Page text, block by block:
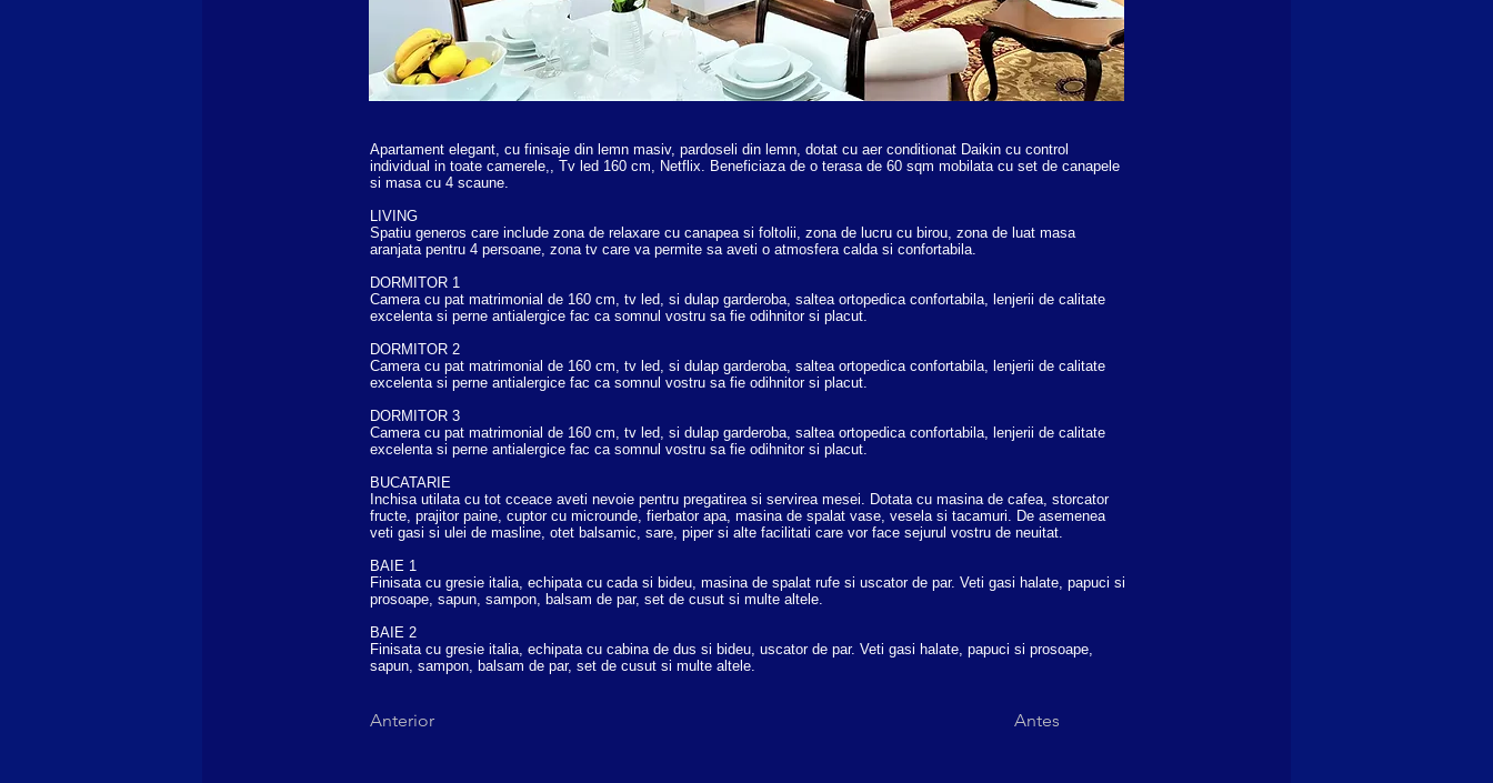
Apartament elegant, cu finisaje din lemn masiv, pardoseli din lemn, dotat cu aer conditionat Daikin cu control
individual in toate camerele,, Tv led 160 cm, Netflix. Beneficiaza de o terasa de 60 sqm mobilata cu set de canapele
si masa cu 4 scaune.
LIVING
Spatiu generos care include zona de relaxare cu canapea si foltolii, zona de lucru cu birou, zona de luat masa
aranjata pentru 4 persoane, zona tv care va permite sa aveti o atmosfera calda si confortabila.
DORMITOR 1
Camera cu pat matrimonial de 160 cm, tv led, si dulap garderoba, saltea ortopedica confortabila, lenjerii de calitate
excelenta si perne antialergice fac ca somnul vostru sa fie odihnitor si placut.
DORMITOR 2
Camera cu pat matrimonial de 160 cm, tv led, si dulap garderoba, saltea ortopedica confortabila, lenjerii de calitate
excelenta si perne antialergice fac ca somnul vostru sa fie odihnitor si placut.
DORMITOR 3
Camera cu pat matrimonial de 160 cm, tv led, si dulap garderoba, saltea ortopedica confortabila, lenjerii de calitate
excelenta si perne antialergice fac ca somnul vostru sa fie odihnitor si placut.
BUCATARIE
Inchisa utilata cu tot cceace aveti nevoie pentru pregatirea si servirea mesei. Dotata cu masina de cafea, storcator
fructe, prajitor paine, cuptor cu microunde, fierbator apa, masina de spalat vase, vesela si tacamuri. De asemenea
veti gasi si ulei de masline, otet balsamic, sare, piper si alte facilitati care vor face sejurul vostru de neuitat.
BAIE 1
Finisata cu gresie italia, echipata cu cada si bideu, masina de spalat rufe si uscator de par. Veti gasi halate, papuci si
prosoape, sapun, sampon, balsam de par, set de cusut si multe altele.
BAIE 2
Finisata cu gresie italia, echipata cu cabina de dus si bideu, uscator de par. Veti gasi halate, papuci si prosoape,
sapun, sampon, balsam de par, set de cusut si multe altele.
Anterior Antes